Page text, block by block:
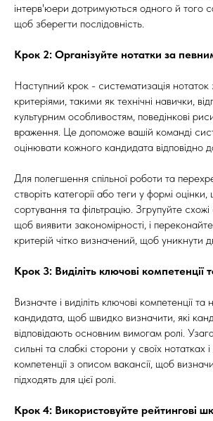
інтерв'юери дотримуються одного й того
щоб зберегти послідовність.
Крок 2: Організуйте нотатки за
Наступний крок - систематизація
критеріями, такими як технічні навички,
культурним особливостям, поведінкові
враження. Це допоможе вашій команді
оцінювати кожного кандидата відповідно
Для полегшення спільної роботи та
створіть категорії або теги у формі
сортування та фільтрацію. Згрупуйте
щоб виявити закономірності, і
критерій чітко визначений, щоб уникнути
Крок 3: Виділіть ключові компетенції
Визначте і виділіть ключові компетенції
кандидата, щоб швидко визначити, які
відповідають основним вимогам ролі.
сильні та слабкі сторони у своїх нотатках і
компетенції з описом вакансії, щоб
підходять для цієї ролі.
Крок 4: Використовуйте рейтингові